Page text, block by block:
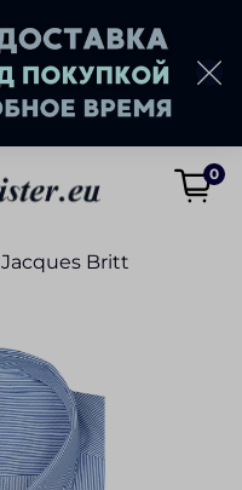
0
Jacques Britt